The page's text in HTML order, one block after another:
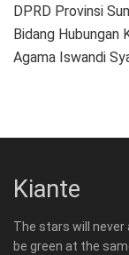
DPRD Provinsi
Bidang Hubungan
Agama Iswandi
Kiante
The stars will never
be green at the